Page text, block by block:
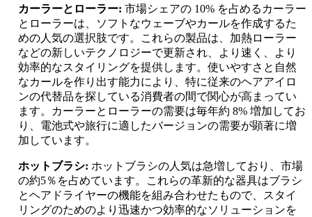
カーラーとローラー: 市場シェアの 10% を占めるカーラー
とローラーは、ソフトなウェーブやカールを作成するた
めの人気の選択肢です。これらの製品は、加熱ローラー
などの新しいテクノロジーで更新され、より速く、より
効率的なスタイリングを提供します。使いやすさと自然
なカールを作り出す能力により、特に従来のヘアアイロ
ンの代替品を探している消費者の間で関心が高まってい
ます。カーラーとローラーの需要は毎年約 8% 増加してお
り、電池式や旅行に適したバージョンの需要が顕著に増
加しています。
ホットブラシ: ホットブラシの人気は急増しており、市場
の約5％を占めています。これらの革新的な器具はブラシ
とヘアドライヤーの機能を組み合わせたもので、スタイ
リングのためのより迅速かつ効率的なソリューションを